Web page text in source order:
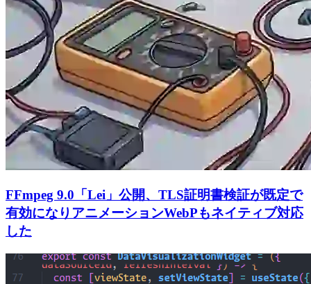
FFmpeg 9.0「Lei」公開、TLS証明書検証が既定で
有効になりアニメーションWebPもネイティブ対応
した